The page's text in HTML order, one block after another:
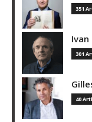
351
301
40